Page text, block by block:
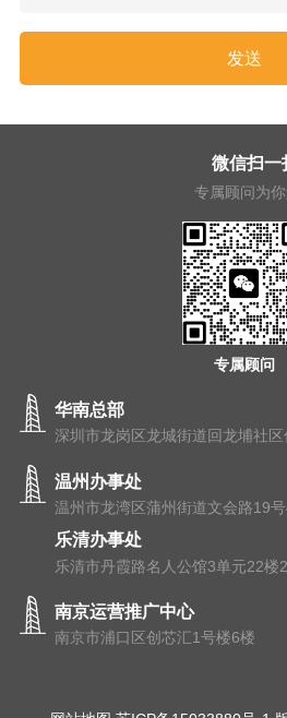
专属顾问
微信扫一
专属顾问为
华南总部
深圳市龙岗区龙城街道回龙埔社
温州办事处
温州市⻰湾区蒲州街道⽂会路19
乐清办事处
乐清市丹霞路名人公馆3单元22楼
南京运营推广中心
南京市浦⼝区创芯汇1号楼6楼